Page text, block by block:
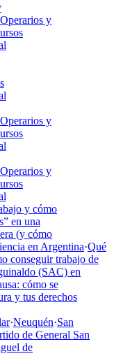
Operarios y
Operarios y
Operarios y
y cómo
en una
(y cómo
en Argentina·Qué
conseguir trabajo de
(SAC) en
cómo se
y tus derechos
·Neuquén·San
de General San
de